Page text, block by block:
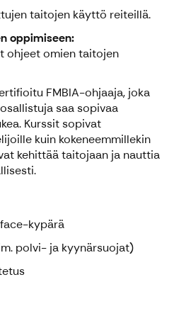
taitojen käyttö reiteillä.
oppimiseen:
ohjeet omien taitojen
FMBIA-ohjaaja, joka
saa sopivaa
Kurssit sopivat
kuin kokeneemmillekin
kehittää taitojaan ja nauttia
kypärä
polvi- ja kyynärsuojat)